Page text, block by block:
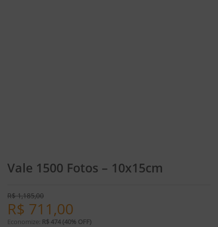
Vale 1500 Fotos – 10x15cm
R$1,185,00
R$ 711,00
Economize: R$ 474 (40% OFF)